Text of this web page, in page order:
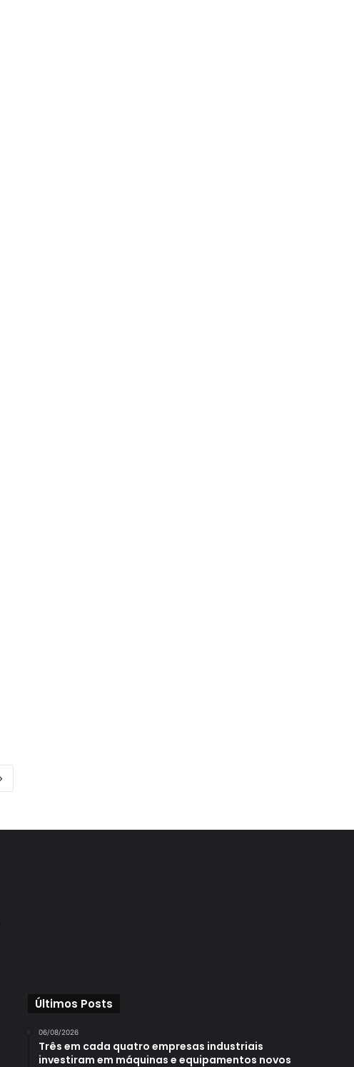
Últimos Posts
06/08/2026
Três em cada quatro empresas industriais
investiram em máquinas e equipamentos novos